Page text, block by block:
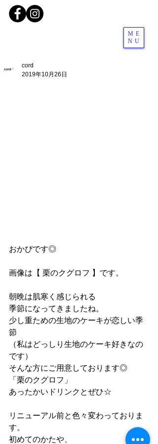
ME
NU
cord
2019年10月26日
おかぴです◎
画像は【 栗のクグロフ 】です。
朝晩は肌寒く感じられる
季節になってきましたね。
少し重ための生地のケーキが恋しい季
節
（私はどっしり生地のケーキ好きなの
です）
そんな方にご用意しております◎
「栗のクグロフ」
あったかいドリンクとぜひ☆
リニューアル前と色々変わっておりま
す。
初めてのかたや、